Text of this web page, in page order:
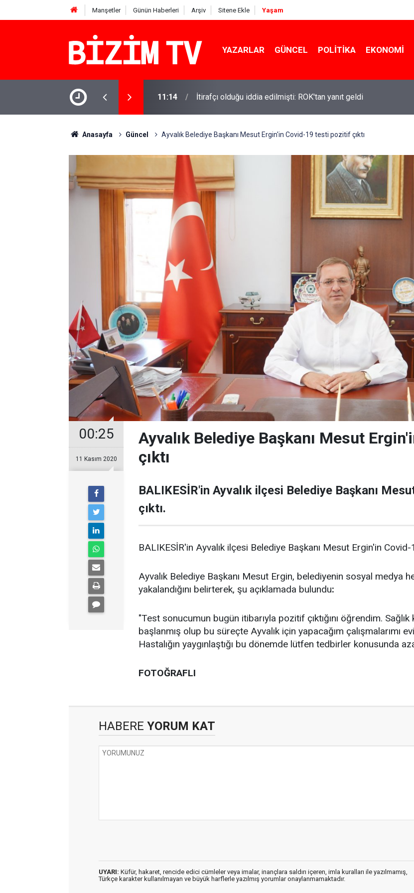
Manşetler Günün Haberleri Arşiv Sitene Ekle Yaşam
YAZARLAR GÜNCEL POLITIKA EKONOMI
Miraç yaşamını yitirdi: Komşusu
11:14 İtirafçı olduğu iddia edilmişti: ROK'tan yanıt geldi
Anasayfa Güncel Ayvalık Belediye Başkanı Mesut Ergin'in Covid-19 testi pozitif çıktı
00:25
11 Kasım 2020
Ayvalık Belediye Başkanı Mesut
çıktı
BALIKESİR'in Ayvalık ilçesi Belediye Başkanı
çıktı.
BALIKESİR'in Ayvalık ilçesi Belediye Başkanı Mesut Ergin'in
Ayvalık Belediye Başkanı Mesut Ergin, belediyenin sosyal medya
yakalandığını belirterek, şu açıklamada bulundu:
"Test sonucumun bugün itibarıyla pozitif çıktığını öğrendim.
başlanmış olup bu süreçte Ayvalık için yapacağım çalışmalarımı
Hastalığın yaygınlaştığı bu dönemde lütfen tedbirler konusunda
FOTOĞRAFLI
HABERE YORUM KAT
UYARI: Küfür, hakaret, rencide edici cümleler veya imalar, inançlara saldırı içeren, imla kuralları ile yazılmamış,
Türkçe karakter kullanılmayan ve büyük harflerle yazılmış yorumlar onaylanmamaktadır.